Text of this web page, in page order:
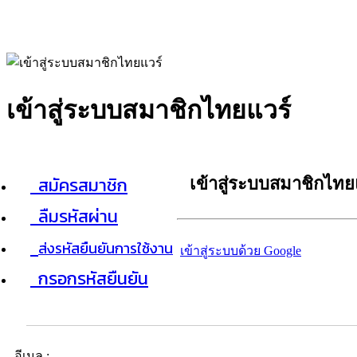
เข้าสู่ระบบสมาชิกไทยแวร์
สมัครสมาชิก
ลืมรหัสผ่าน
ส่งรหัสยืนยันการใช้งาน
กรอกรหัสยืนยัน
เข้าสู่ระบบสมาชิกไท
เข้าสู่ระบบด้วย Google